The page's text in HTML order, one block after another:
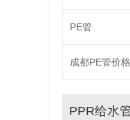
PE管
成都PE管价格
PPR给水